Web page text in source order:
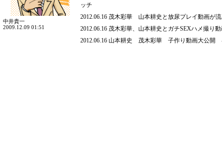
中井貴一
2009.12.09 01:51
ッチ
2012.06.16 茂木彩華 山本耕史と放尿プレイ動画が
2012.06.16 茂木彩華、山本耕史とガチSEXハメ撮り
2012.06.16 山本耕史 茂木彩華 子作り動画大公